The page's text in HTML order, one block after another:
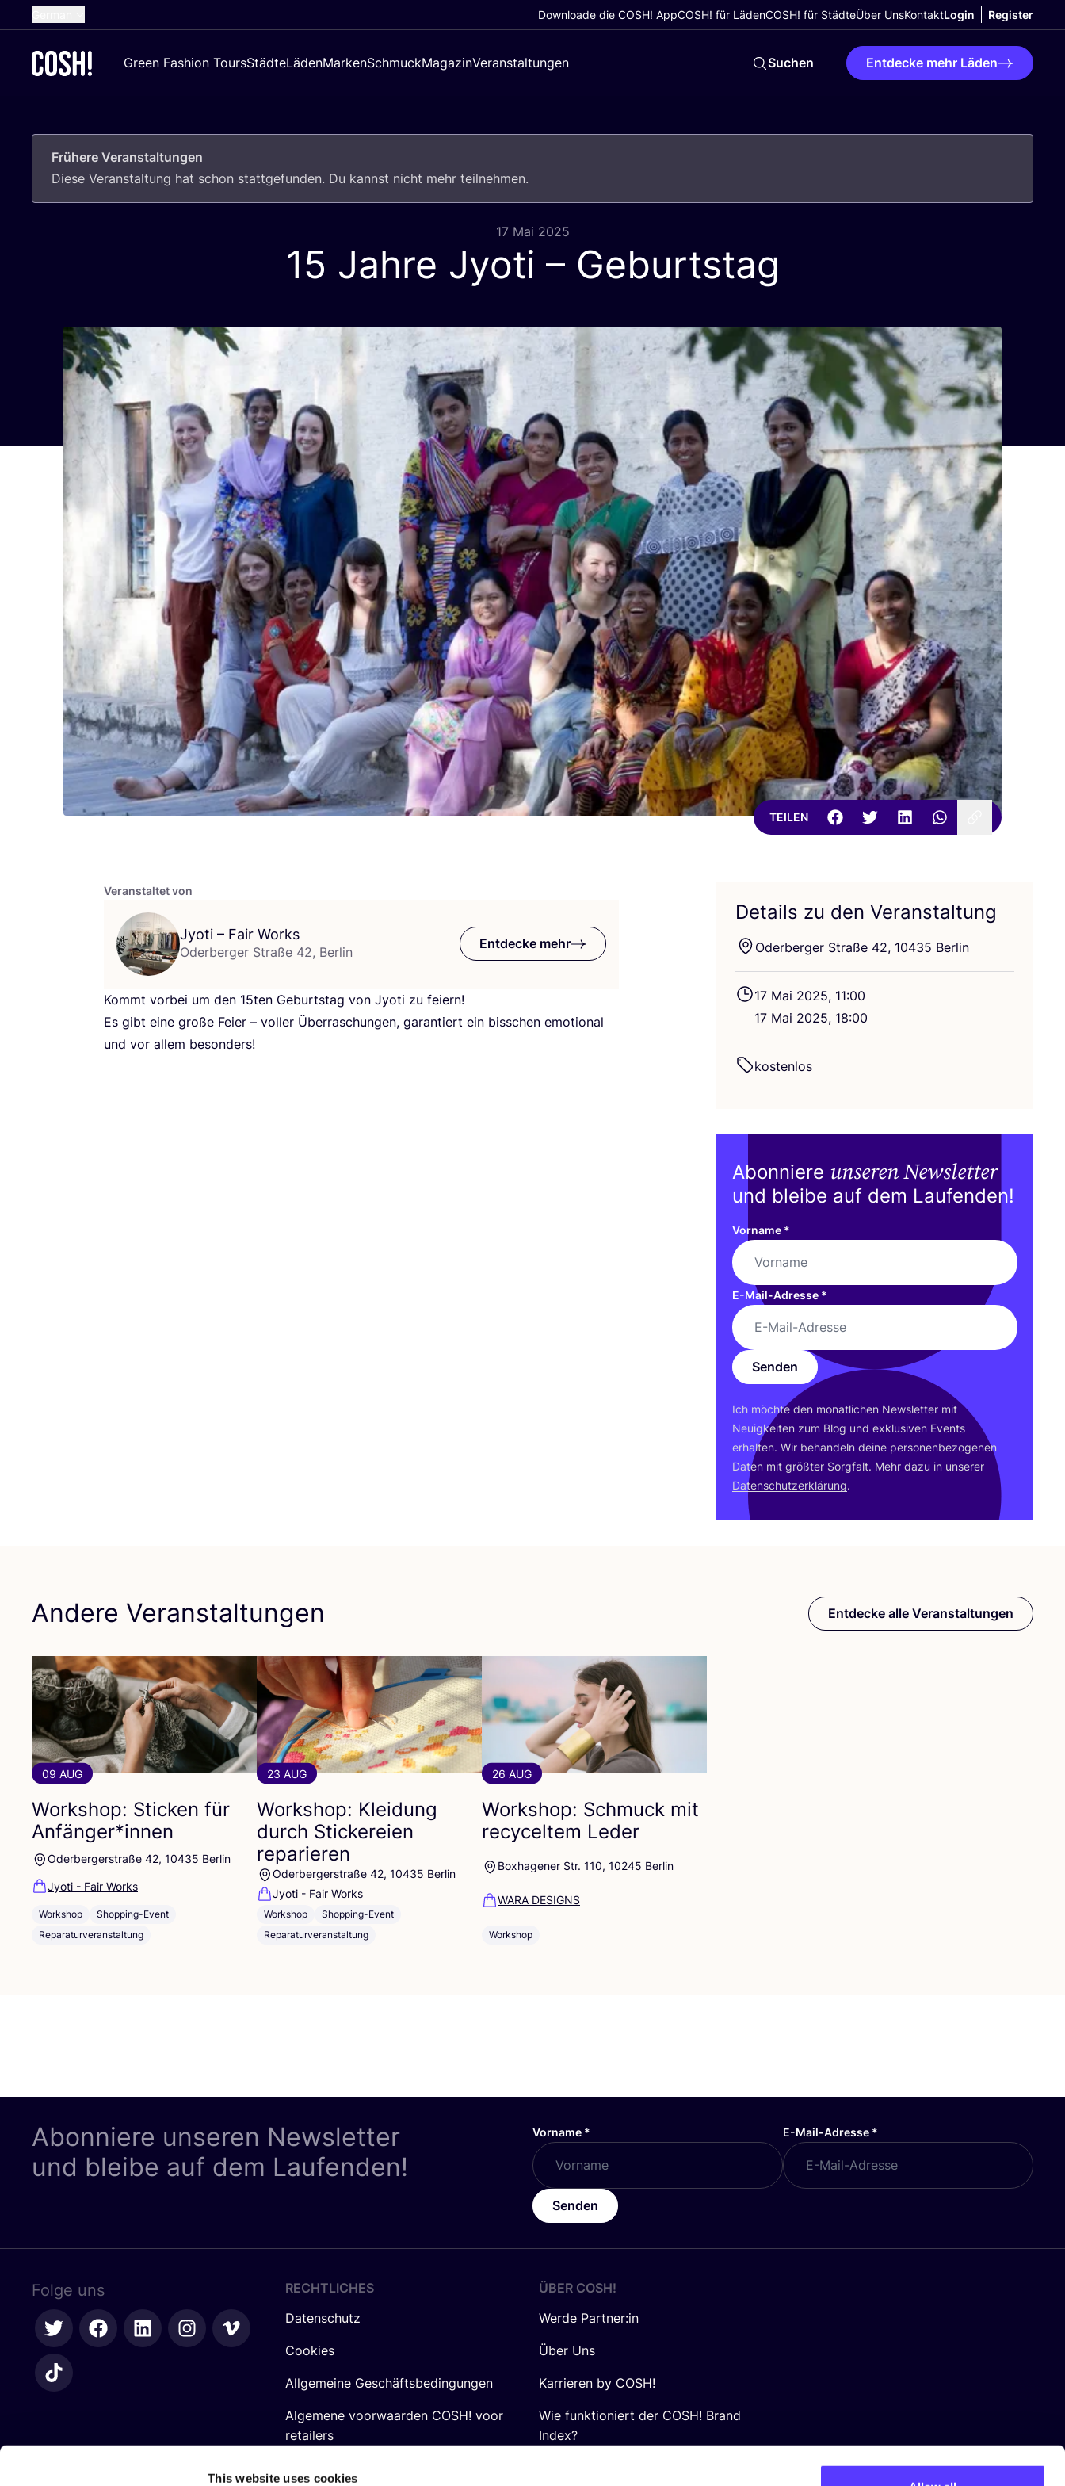
This website uses cookies
Dutch
Spanish
Croatian
Downloade die COSH! AppCOSH! für LädenCOSH! für StädteÜber UnsKontaktLogin Register
Green Fashion ToursStädteLädenMarkenSchmuckMagazinVeranstaltungen Suchen Entdecke mehr Läden
Frühere Veranstaltungen
Die­se Ver­an­stal­tung hat schon statt­ge­fun­den. Du kannst nicht mehr teilnehmen.
17 Mai 2025
15 Jahre Jyoti – Geburtstag
TEILEN
Veranstaltet von
Jyoti – Fair Works
Oderberger Straße 42, Berlin
Entdecke mehr
Kommt vor­bei um den 15ten Geburts­tag von Jyo­ti zu feiern!
Es gibt eine gro­ße Fei­er – vol­ler Über­ra­schun­gen, garan­tiert ein biss­chen emo­tio­nal
und vor allem besonders!
Details zu den Veranstaltung
Oder­ber­ger Stra­ße 42, 10435 Berlin
17 Mai 2025, 11:00
17 Mai 2025, 18:00
kos­ten­los
Abonniere unseren Newsletter
und bleibe auf dem Laufenden!
Vorname *
E-Mail-Adresse *
Senden
Ich möch­te den monat­li­chen News­let­ter mit
Neu­ig­kei­ten zum Blog und exklu­si­ven Events
erhal­ten. Wir behan­deln dei­ne per­so­nen­be­zo­ge­nen
Daten mit größ­ter Sorg­falt. Mehr dazu in unse­rer
Daten­schutz­er­klä­rung.
Andere Veranstaltungen
09 AUG
Workshop: Sticken für
Anfänger*innen
Oderbergerstraße 42, 10435 Berlin
Jyoti - Fair Works
Workshop
Shopping-Event
Reparaturveranstaltung
23 AUG
Workshop: Kleidung
durch Stickereien
reparieren
Oderbergerstraße 42, 10435 Berlin
Jyoti - Fair Works
Workshop
Shopping-Event
Reparaturveranstaltung
26 AUG
Workshop: Schmuck mit
recyceltem Leder
Boxhagener Str. 110, 10245 Berlin
WARA DESIGNS
Workshop
Entdecke alle Veranstaltungen
Abonniere unseren Newsletter
und bleibe auf dem Laufenden!
Vorname * E-Mail-Adresse *
Senden
Folge uns
RECHTLICHES
Datenschutz
Cookies
Allgemeine Geschäftsbedingungen
Algemene voorwaarden COSH! voor
retailers
ÜBER COSH!
Werde Partner:in
Über Uns
Karrieren by COSH!
Wie funktioniert der COSH! Brand
Index?